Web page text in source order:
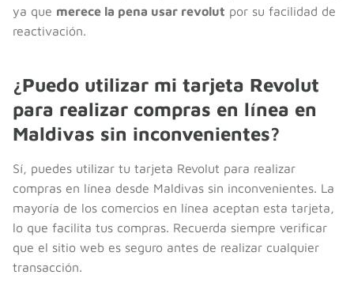
ya que merece la pena usar revolut por su facilidad de
reactivación.
¿Puedo utilizar mi tarjeta Revolut
para realizar compras en línea en
Maldivas sin inconvenientes?
Sí, puedes utilizar tu tarjeta Revolut para realizar
compras en línea desde Maldivas sin inconvenientes. La
mayoría de los comercios en línea aceptan esta tarjeta,
lo que facilita tus compras. Recuerda siempre verificar
que el sitio web es seguro antes de realizar cualquier
transacción.